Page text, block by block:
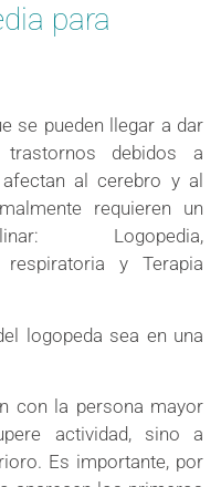
para
se pueden llegar a dar
debidos a
al cerebro y al
requieren un
Logopedia,
respiratoria y Terapia
logopeda sea en una
con la persona mayor
actividad, sino a
Es importante, por